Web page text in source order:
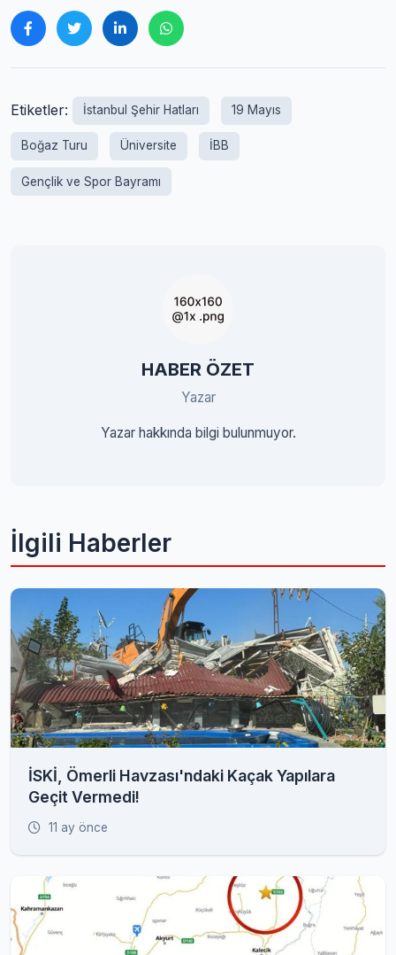
Etiketler: İstanbul Şehir Hatları 19 Mayıs
Boğaz Turu Üniversite İBB
Gençlik ve Spor Bayramı
HABER ÖZET
Yazar
Yazar hakkında bilgi bulunmuyor.
İlgili Haberler
İSKİ, Ömerli Havzası'ndaki Kaçak Yapılara
Geçit Vermedi!
11 ay önce